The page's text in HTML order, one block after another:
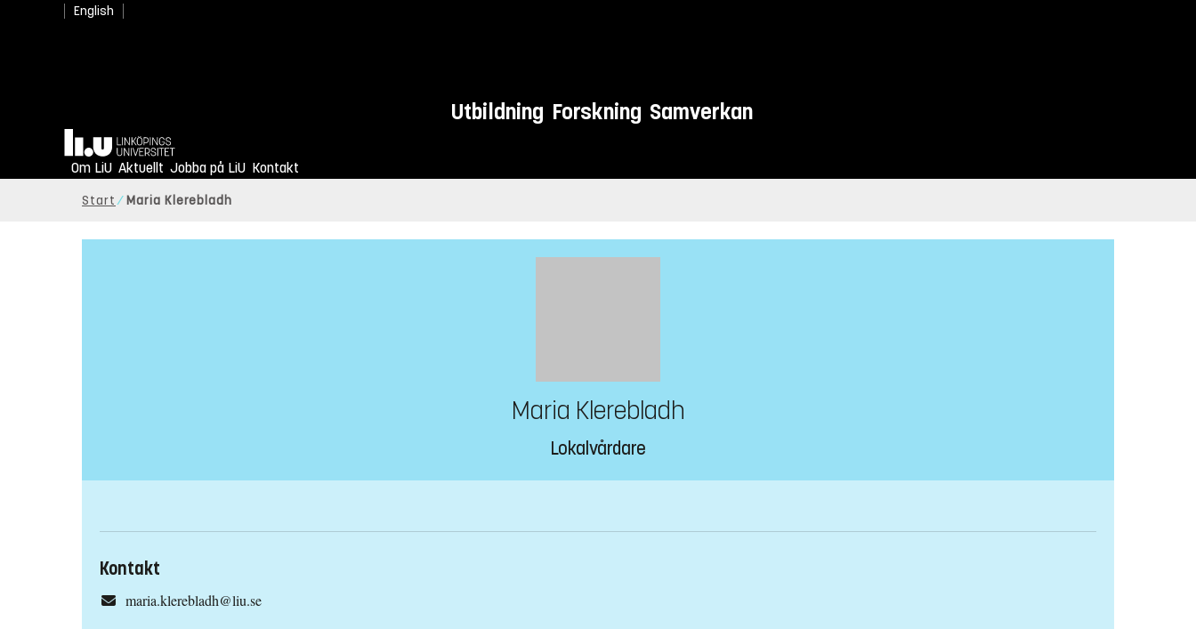
English
Utbildning Forskning Samverkan
Hem
Om LiU Aktuellt Jobba på LiU Kontakt
Start Maria Klerebladh
Maria Klerebladh
Lokalvårdare
Kontakt
maria.klerebladh@liu.se